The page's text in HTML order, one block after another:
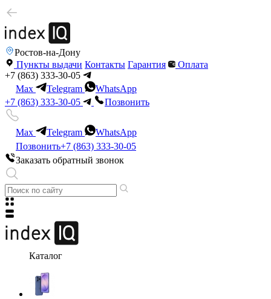
Ростов-на-Дону
Пункты выдачи Контакты Гарантия
Оплата
+7 (863) 333-30-05
Max
Telegram
WhatsApp
+7 (863) 333-30-05
Позвонить
Max Telegram
WhatsApp
Позвонить+7 (863) 333-30-05
Заказать обратный звонок
Каталог